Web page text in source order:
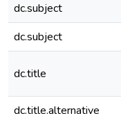
dc.subject
dc.subject
dc.title
dc.title.alternative